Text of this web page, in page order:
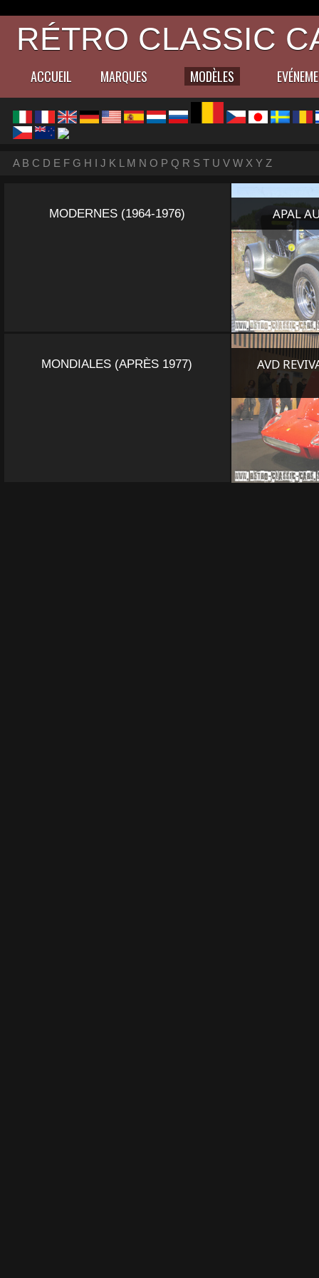
RÉTRO CLASSIC
ACCUEIL MARQUES MODÈLES
A B C D E F G H I J K L M N O P Q R S T U V W X Y Z
MODERNES (1964-1976) APAL
MONDIALES (APRÈS 1977) AVD